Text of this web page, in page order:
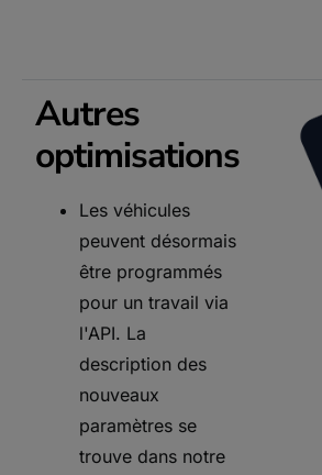
Autres
optimisations
Les véhicules
peuvent désormais
être programmés
pour un travail via
l'API. La
description des
nouveaux
paramètres se
trouve dans notre